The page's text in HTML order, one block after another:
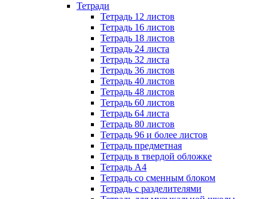
Тетради
Тетрадь 12 листов
Тетрадь 16 листов
Тетрадь 18 листов
Тетрадь 24 листа
Тетрадь 32 листа
Тетрадь 36 листов
Тетрадь 40 листов
Тетрадь 48 листов
Тетрадь 60 листов
Тетрадь 64 листа
Тетрадь 80 листов
Тетрадь 96 и более листов
Тетрадь предметная
Тетрадь в твердой обложке
Тетрадь А4
Тетрадь со сменным блоком
Тетрадь с разделителями